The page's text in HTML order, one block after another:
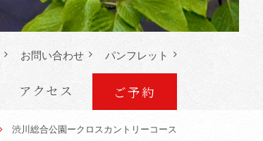
お問い合わせ パンフレット
アクセス ご予約
渋川総合公園ークロスカントリーコース